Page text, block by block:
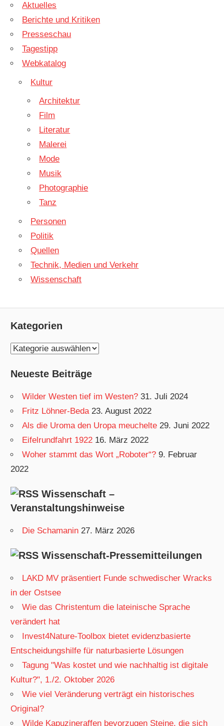
Aktuelles
Berichte und Kritiken
Presseschau
Tagestipp
Webkatalog
Kultur
Architektur
Film
Literatur
Malerei
Mode
Musik
Photographie
Tanz
Personen
Politik
Quellen
Technik, Medien und Verkehr
Wissenschaft
Kategorien
K
t
e
Neueste Beiträge
Wilder Westen tief im Westen? 31. Juli 2024
Fritz Löhner-Beda 23. August 2022
Als die Uroma den Uropa meuchelte 29. Juni 2022
Eifelrundfahrt 1922 16. März 2022
Woher stammt das Wort „Roboter“? 9. Februar
2022
Wissenschaft –
Veranstaltungshinweise
Die Schamanin 27. März 2026
Wissenschaft-Pressemitteilungen
LAKD MV präsentiert Funde schwedischer Wracks
in der Ostsee
Wie das Christentum die lateinische Sprache
verändert hat
Invest4Nature-Toolbox bietet evidenzbasierte
Entscheidungshilfe für naturbasierte Lösungen
Tagung "Was kostet und wie nachhaltig ist digitale
Kultur?", 1./2. Oktober 2026
Wie viel Veränderung verträgt ein historisches
Original?
Wilde Kapuzineraffen bevorzugen Steine, die sich